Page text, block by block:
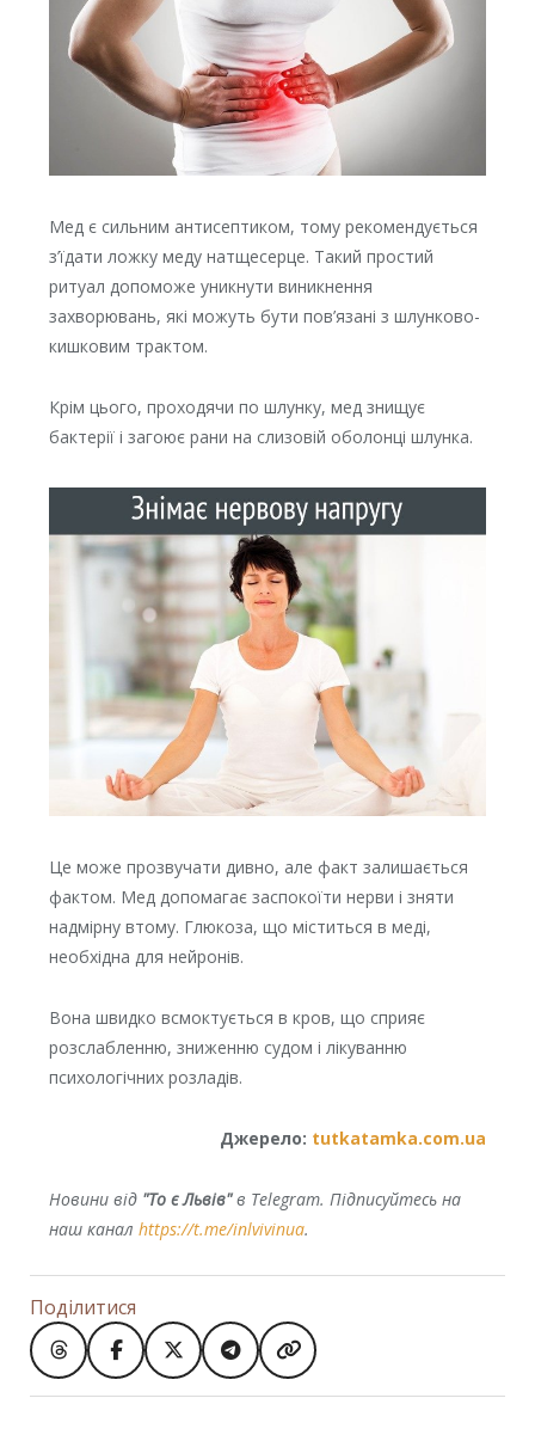
Мед є сильним антисептиком, тому рекомендується
з’їдати ложку меду натщесерце. Такий простий
ритуал допоможе уникнути виникнення
захворювань, які можуть бути пов’язані з шлунково-
кишковим трактом.
Крім цього, проходячи по шлунку, мед знищує
бактерії і загоює рани на слизовій оболонці шлунка.
Це може прозвучати дивно, але факт залишається
фактом. Мед допомагає заспокоїти нерви і зняти
надмірну втому. Глюкоза, що міститься в меді,
необхідна для нейронів.
Вона швидко всмоктується в кров, що сприяє
розслабленню, зниженню судом і лікуванню
психологічних розладів.
Джерело: tutkatamka.com.ua
Новини від "То є Львів"в Telegram. Підписуйтесь на
наш канал https://t.me/inlvivinua.
Поділитися